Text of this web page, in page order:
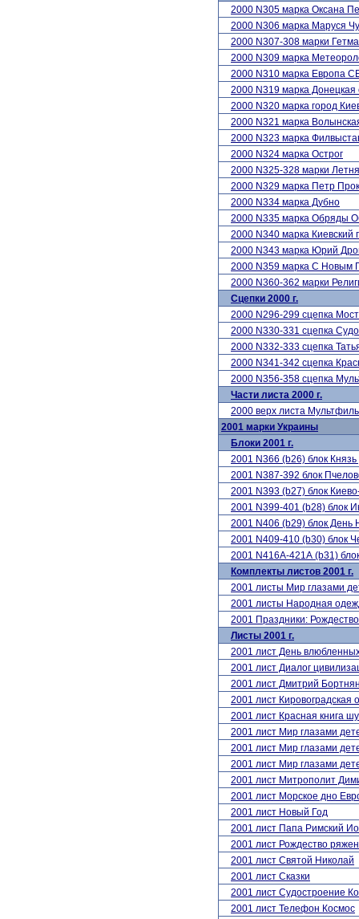
2000 N305 марка Оксана
2000 N306 марка Маруся
2000 N307-308 марки
2000 N309 марка
2000 N310 марка Европа
2000 N319 марка Донецкая
2000 N320 марка город
2000 N321 марка
2000 N323 марка
2000 N324 марка Острог
2000 N325-328 марки
2000 N329 марка Петр
2000 N334 марка Дубно
2000 N335 марка Обряды
2000 N340 марка Киевский
2000 N343 марка Юрий
2000 N359 марка С Новым
2000 N360-362 марки
Сцепки 2000 г.
2000 N296-299 сцепка
2000 N330-331 сцепка
2000 N332-333 сцепка
2000 N341-342 сцепка
2000 N356-358 сцепка
Части листа 2000 г.
2000 верх листа
2001 марки Украины
Блоки 2001 г.
2001 N366 (b26) блок
2001 N387-392 блок
2001 N393 (b27) блок
2001 N399-401 (b28) блок
2001 N406 (b29) блок День
2001 N409-410 (b30) блок
2001 N416А-421А (b31)
Комплекты листов 2001 г.
2001 листы Мир глазами
2001 листы Народная
2001 Праздники:
Листы 2001 г.
2001 лист День
2001 лист Диалог
2001 лист Дмитрий
2001 лист Кировоградская
2001 лист Красная книга
2001 лист Мир глазами
2001 лист Мир глазами
2001 лист Мир глазами
2001 лист Митрополит
2001 лист Морское дно
2001 лист Новый Год
2001 лист Папа Римский
2001 лист Рождество
2001 лист Святой Николай
2001 лист Сказки
2001 лист Судостроение
2001 лист Телефон Космос